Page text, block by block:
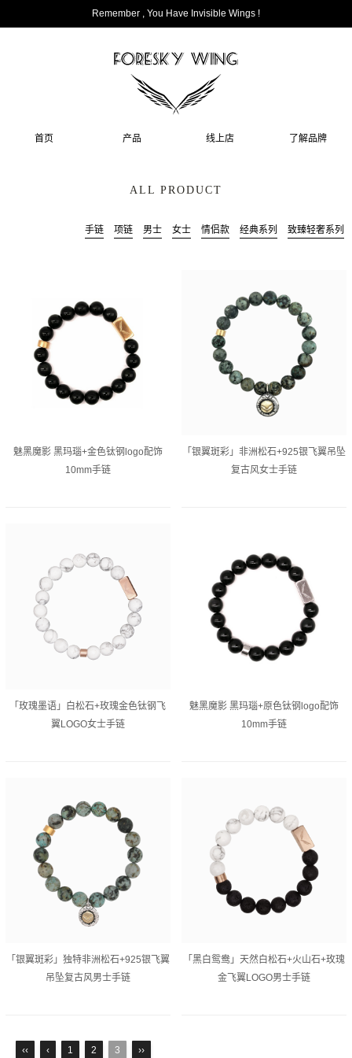
Remember , You Have Invisible Wings !
首页 产品 线上店 了解品牌
ALL PRODUCT
致臻轻奢系列
经典系列
情侣款
女士
男士
项链
手链
魅黑魔影 黑玛瑙+金色钛钢logo配饰
10mm手链
「银翼斑彩」非洲松石+925银飞翼吊坠
复古风女士手链
「玫瑰墨语」白松石+玫瑰金色钛钢飞
翼LOGO女士手链
魅黑魔影 黑玛瑙+原色钛钢logo配饰
10mm手链
「银翼斑彩」独特非洲松石+925银飞翼
吊坠复古风男士手链
「黑白鸳鸯」天然白松石+火山石+玫瑰
金飞翼LOGO男士手链
‹‹ ‹ 1 2 3 ››